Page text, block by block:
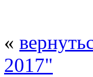
«
2017"